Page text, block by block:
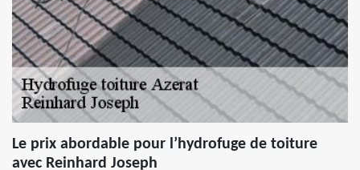
Le prix abordable pour l’hydrofuge de toiture
avec Reinhard Joseph